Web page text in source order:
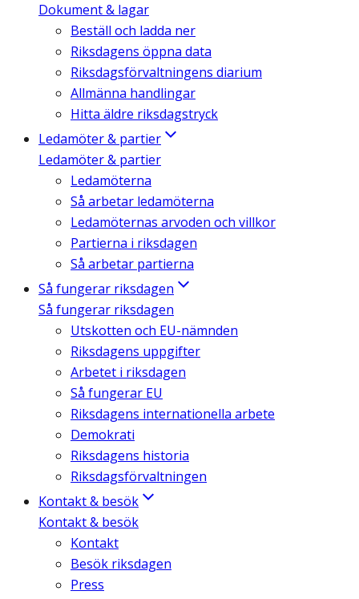
Dokument & lagar
Beställ och ladda ner
Riksdagens öppna data
Riksdagsförvaltningens diarium
Allmänna handlingar
Hitta äldre riksdagstryck
Ledamöter & partier
Ledamöter & partier
Ledamöterna
Så arbetar ledamöterna
Ledamöternas arvoden och villkor
Partierna i riksdagen
Så arbetar partierna
Så fungerar riksdagen
Så fungerar riksdagen
Utskotten och EU-nämnden
Riksdagens uppgifter
Arbetet i riksdagen
Så fungerar EU
Riksdagens internationella arbete
Demokrati
Riksdagens historia
Riksdagsförvaltningen
Kontakt & besök
Kontakt & besök
Kontakt
Besök riksdagen
Press